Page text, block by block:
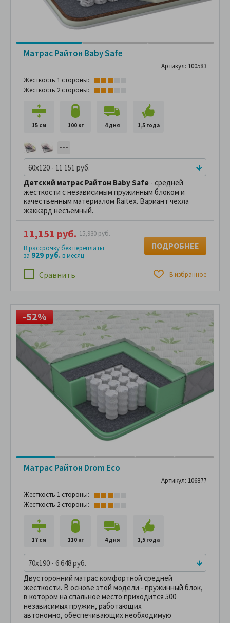
Матрас Райтон Baby Safe
Артикул: 100583
Жесткость 1 стороны:
Жесткость 2 стороны:
15 см 100 кг 4 дня 1,5 года
60x120 - 11 151 руб.
Детский матрас Райтон Baby Safe - средней
жесткости с независимым пружинным блоком и
качественным материалом Raitex. Вариант чехла
жаккард несъемный.
Сравнить В избранное
11,151 руб. 15,930 руб.
В рассрочку без переплаты
за 929 руб.в месяц
ПОДРОБНЕЕ
-52%
Матрас Райтон Drom Eco
Артикул: 106877
Жесткость 1 стороны:
Жесткость 2 стороны:
17 см 110 кг 4 дня 1,5 года
70x190 - 6 648 руб.
Двусторонний матрас комфортной средней
жесткости. В основе этой модели - пружинный блок,
в котором на спальное место приходится 500
независимых пружин, работающих
автономно, обеспечивающих необходимую